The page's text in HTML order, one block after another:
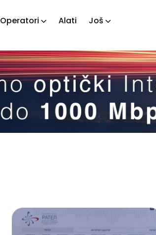
Operatori Alati Još